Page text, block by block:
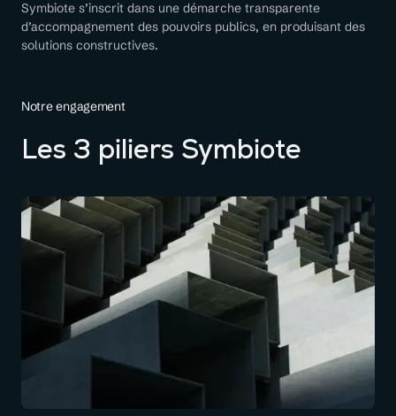
Symbiote s’inscrit dans une démarche transparente
d’accompagnement des pouvoirs publics, en produisant des
solutions constructives.
Notre engagement
Les 3 piliers Symbiote